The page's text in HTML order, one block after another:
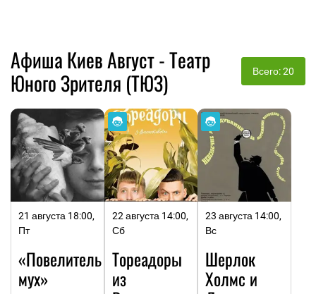
Афиша Киев Август - Театр
Юного Зрителя (ТЮЗ)
Всего: 20
21 августа 18:00,
Пт
«Повелитель
мух»
22 августа 14:00,
Сб
Тореадоры
из
23 августа 14:00,
Вс
Шерлок
Холмс и